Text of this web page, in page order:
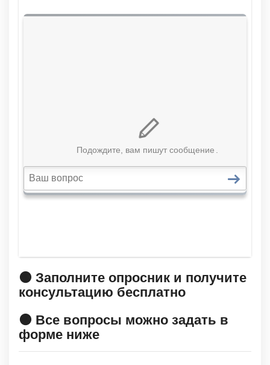
🟠 Заполните опросник и получите
консультацию бесплатно
🟠 Все вопросы можно задать в
форме ниже